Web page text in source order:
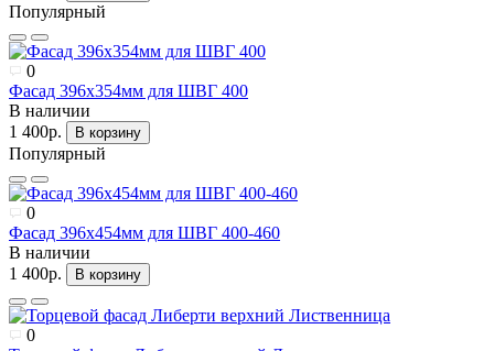
Популярный
0
Фасад 396х354мм для ШВГ 400
В наличии
1 400р.
В корзину
Популярный
0
Фасад 396х454мм для ШВГ 400-460
В наличии
1 400р.
В корзину
0